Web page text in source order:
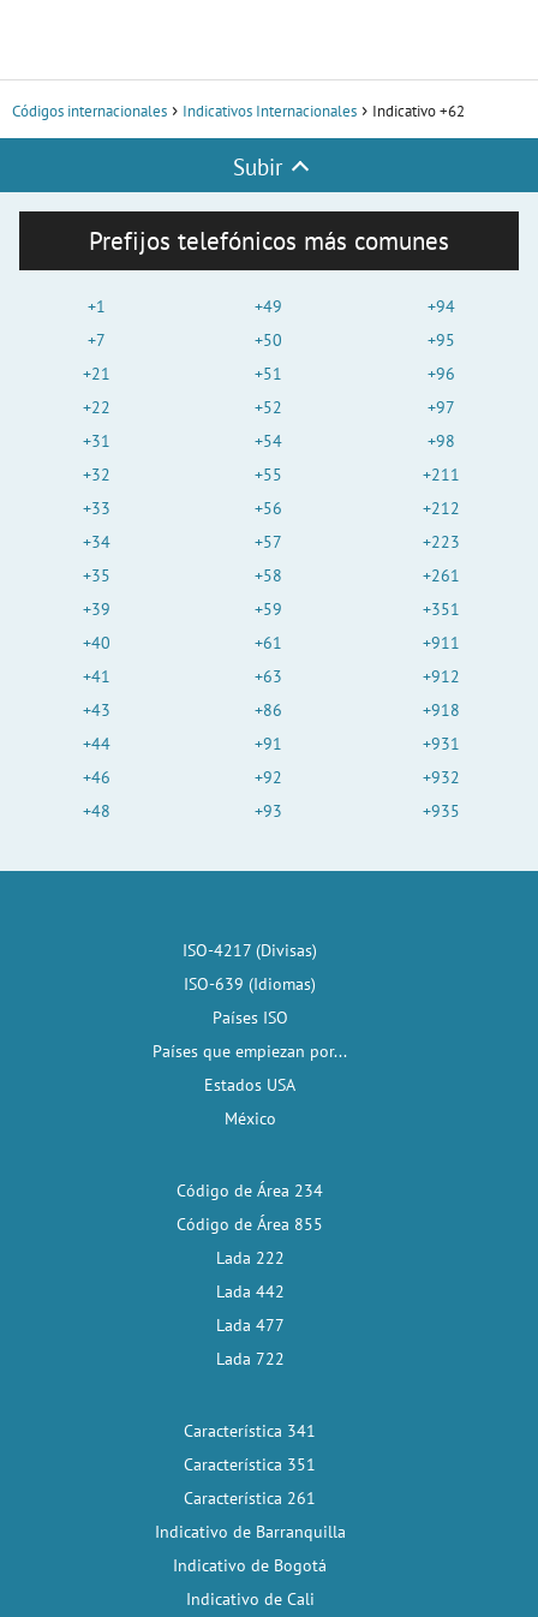
Códigos internacionales Indicativos Internacionales Indicativo +62
Subir
Prefijos telefónicos más comunes
+1
+7
+21
+22
+31
+32
+33
+34
+35
+39
+40
+41
+43
+44
+46
+48
+49
+50
+51
+52
+54
+55
+56
+57
+58
+59
+61
+63
+86
+91
+92
+93
+94
+95
+96
+97
+98
+211
+212
+223
+261
+351
+911
+912
+918
+931
+932
+935
ISO-4217 (Divisas)
ISO-639 (Idiomas)
Países ISO
Países que empiezan por...
Estados USA
México
Código de Área 234
Código de Área 855
Lada 222
Lada 442
Lada 477
Lada 722
Característica 341
Característica 351
Característica 261
Indicativo de Barranquilla
Indicativo de Bogotá
Indicativo de Cali